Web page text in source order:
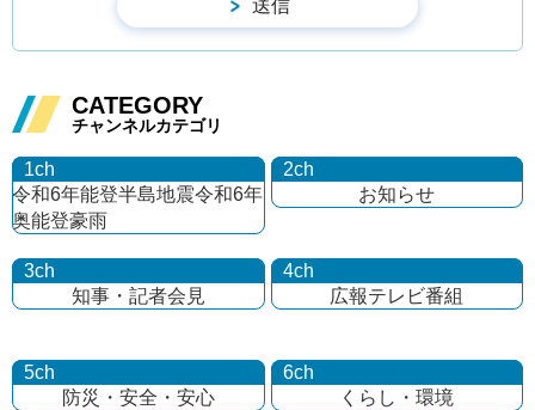
CATEGORY
チャンネルカテゴリ
1ch
令和6年能登半島地震令和6年
奥能登豪雨
2ch
お知らせ
3ch
知事・記者会見
4ch
広報テレビ番組
5ch
防災・安全・安心
6ch
くらし・環境